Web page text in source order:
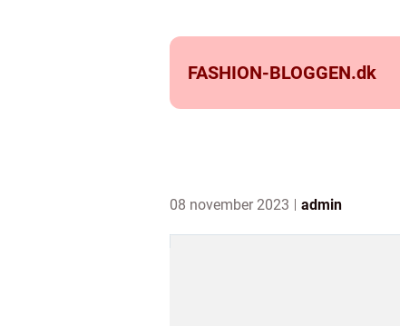
FASHION-BLOGGEN.dk
08 november 2023 admin